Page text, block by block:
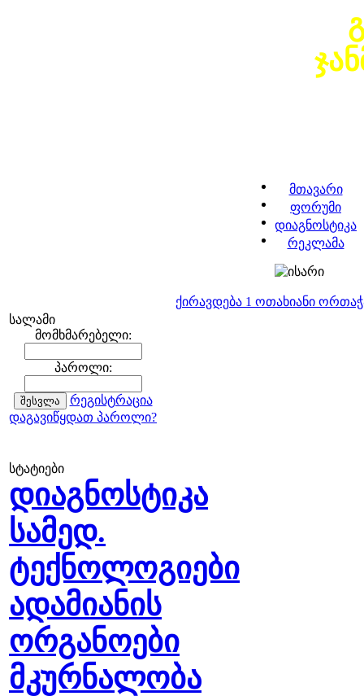
მთავარი
ფორუმი
დიაგნოსტიკა
რეკლამა
ქირავდება 1 ოთახიანი
სალამი
მომხმარებელი:
პაროლი:
რეგისტრაცია
დაგავიწყდათ პაროლი?
სტატიები
დიაგნოსტიკა
სამედ.
ტექნოლოგიები
ადამიანის
ორგანოები
მკურნალობა